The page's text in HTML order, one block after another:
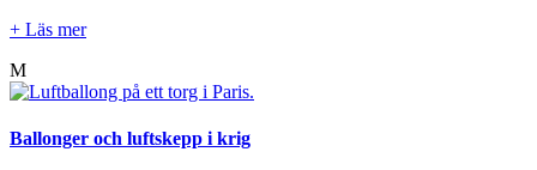
+ Läs mer
M
Ballonger och luftskepp i krig